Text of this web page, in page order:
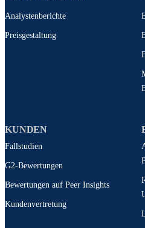
Analystenberichte
Preisgestaltung
KUNDEN
Fallstudien
G2-Bewertungen
Bewertungen auf Peer Insights
Kundenvertretung